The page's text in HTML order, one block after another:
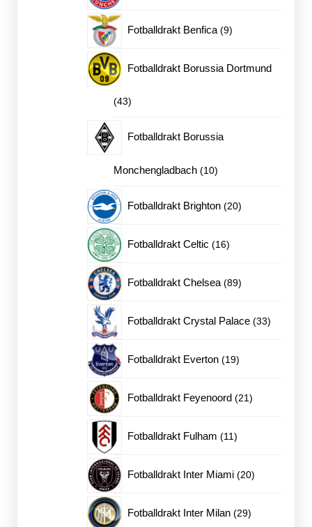
Fotballdrakt Benfica 99
Fotballdrakt Borussia Dortmund
4343
produkter
Fotballdrakt Borussia
Monchengladbach 1010
Fotballdrakt Brighton 2020
Fotballdrakt Celtic 1616
Fotballdrakt Chelsea 8989
Fotballdrakt Crystal Palace 3333
Fotballdrakt Everton 1919
Fotballdrakt Feyenoord 2121
Fotballdrakt Fulham 1111
Fotballdrakt Inter Miami 2020
Fotballdrakt Inter Milan 2929